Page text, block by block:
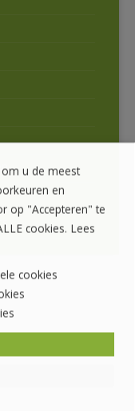
u de meest
en
op "Accepteren" te
cookies. Lees
cookies